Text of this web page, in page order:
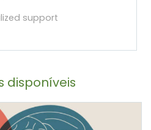
support
disponíveis